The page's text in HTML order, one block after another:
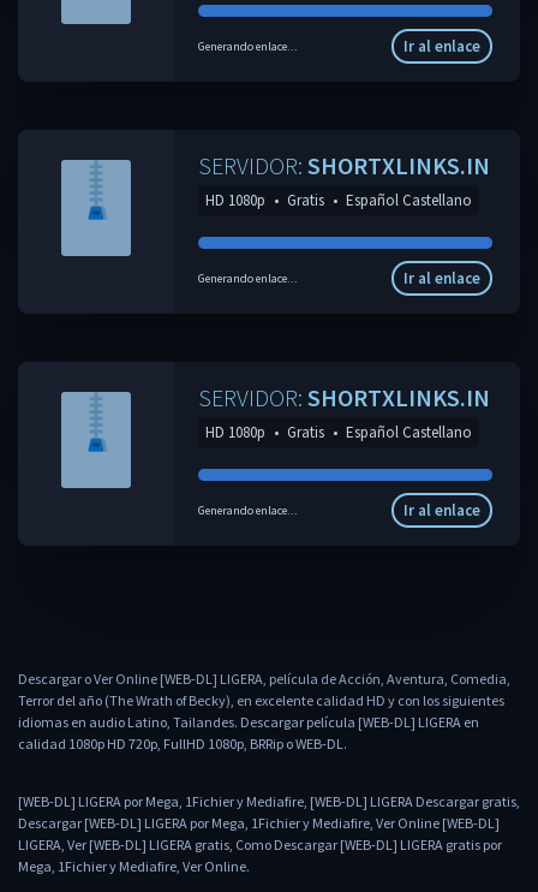
Generando enlace... Ir al enlace
SERVIDOR: SHORTXLINKS.IN
HD 1080p • Gratis • Español Castellano
Generando enlace... Ir al enlace
SERVIDOR: SHORTXLINKS.IN
HD 1080p • Gratis • Español Castellano
Generando enlace... Ir al enlace
Descargar o Ver Online [WEB-DL] LIGERA, película de Acción, Aventura, Comedia,
Terror del año (The Wrath of Becky), en excelente calidad HD y con los siguientes
idiomas en audio Latino, Tailandes. Descargar película [WEB-DL] LIGERA en
calidad 1080p HD 720p, FullHD 1080p, BRRip o WEB-DL.
[WEB-DL] LIGERA por Mega, 1Fichier y Mediafire, [WEB-DL] LIGERA Descargar gratis,
Descargar [WEB-DL] LIGERA por Mega, 1Fichier y Mediafire, Ver Online [WEB-DL]
LIGERA, Ver [WEB-DL] LIGERA gratis, Como Descargar [WEB-DL] LIGERA gratis por
Mega, 1Fichier y Mediafire, Ver Online.